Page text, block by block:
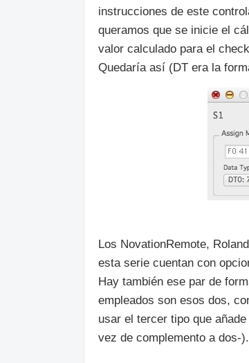
instrucciones de este
queramos que se inicie el
valor calculado para el
Quedaría así (DT era la
Los NovationRemote,
esta serie cuentan con
Hay también ese par de
empleados son esos dos,
usar el tercer tipo que
vez de complemento a dos-).